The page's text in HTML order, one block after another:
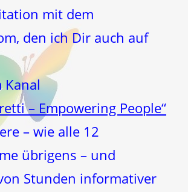
mit dem
den ich Dir auch auf
Kanal
– Empowering People“
– wie alle 12
übrigens – und
Stunden informativer